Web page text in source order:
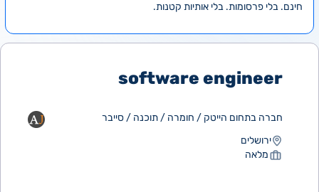
חינם. בלי פרסומות. בלי אותיות קטנות.
software engineer
חברה בתחום הייטק / חומרה / תוכנה / סייבר
ירושלים
מלאה